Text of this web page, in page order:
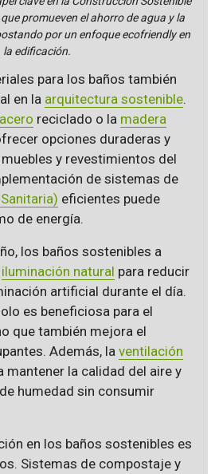
promueven el ahorro de agua y la
por un enfoque ecofriendly en
la edificación.
para los baños también
en la arquitectura sostenible.
acero reciclado o la madera
opciones duraderas y
y revestimientos del
de sistemas de
eficientes puede
de energía.
los baños sostenibles a
iluminación natural para reducir
artificial durante el día.
es beneficiosa para el
que también mejora el
Además, la ventilación
mantener la calidad del aire y
humedad sin consumir
en los baños sostenibles es
Sistemas de compostaje y